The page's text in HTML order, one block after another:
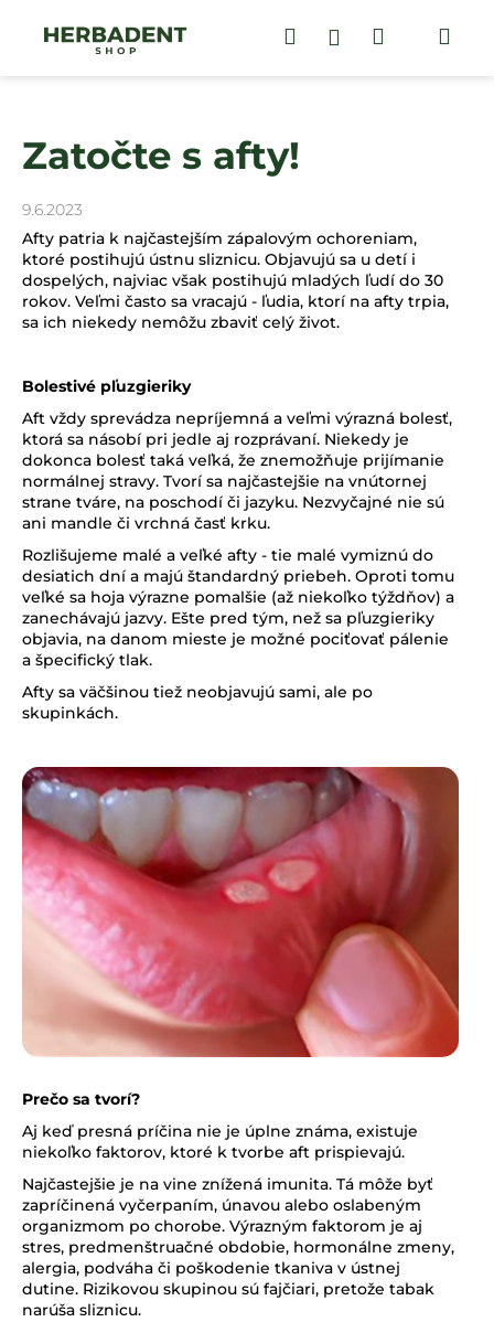
HľadaťPrihlásenie
Nákupný
Zatočte s afty!
9.6.2023
Afty patria k najčastejším zápalovým ochoreniam,
ktoré postihujú ústnu sliznicu. Objavujú sa u detí i
dospelých, najviac však postihujú mladých ľudí do 30
rokov. Veľmi často sa vracajú - ľudia, ktorí na afty trpia,
sa ich niekedy nemôžu zbaviť celý život.
Bolestivé pľuzgieriky
Aft vždy sprevádza nepríjemná a veľmi výrazná bolesť,
ktorá sa násobí pri jedle aj rozprávaní. Niekedy je
dokonca bolesť taká veľká, že znemožňuje prijímanie
normálnej stravy. Tvorí sa najčastejšie na vnútornej
strane tváre, na poschodí či jazyku. Nezvyčajné nie sú
ani mandle či vrchná časť krku.
Rozlišujeme malé a veľké afty - tie malé vymiznú do
desiatich dní a majú štandardný priebeh. Oproti tomu
veľké sa hoja výrazne pomalšie (až niekoľko týždňov) a
zanechávajú jazvy. Ešte pred tým, než sa pľuzgieriky
objavia, na danom mieste je možné pociťovať pálenie
a špecifický tlak.
Afty sa väčšinou tiež neobjavujú sami, ale po
skupinkách.
Prečo sa tvorí?
Aj keď presná príčina nie je úplne známa, existuje
niekoľko faktorov, ktoré k tvorbe aft prispievajú.
Najčastejšie je na vine znížená imunita. Tá môže byť
zapríčinená vyčerpaním, únavou alebo oslabeným
organizmom po chorobe. Výrazným faktorom je aj
stres, predmenštruačné obdobie, hormonálne zmeny,
alergia, podváha či poškodenie tkaniva v ústnej
dutine. Rizikovou skupinou sú fajčiari, pretože tabak
narúša sliznicu.
Späť
Späť
o
p
o
t
r
e
b
j
e
t
e
n
á
j
s
ť
?